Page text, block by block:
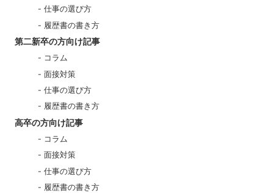
仕事の選び方
履歴書の書き方
第二新卒の方向け記事
コラム
面接対策
仕事の選び方
履歴書の書き方
高卒の方向け記事
コラム
面接対策
仕事の選び方
履歴書の書き方